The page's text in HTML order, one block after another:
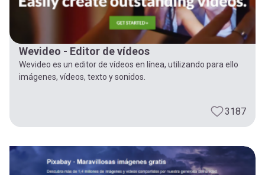
Wevideo - Editor de vídeos
Wevideo es un editor de vídeos en línea, utilizando para ello
imágenes, vídeos, texto y sonidos.
3187